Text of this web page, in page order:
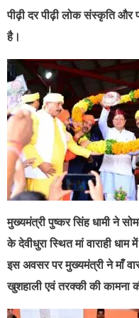
पीढ़ी दर पीढ़ी लोक संस्कृति और
है।
मुख्यमंत्री पुष्कर सिंह धामी ने
के देवीधुरा स्थित मां वाराही
इस अवसर पर मुख्यमंत्री ने माँ
खुशहाली एवं तरक्की की कामना